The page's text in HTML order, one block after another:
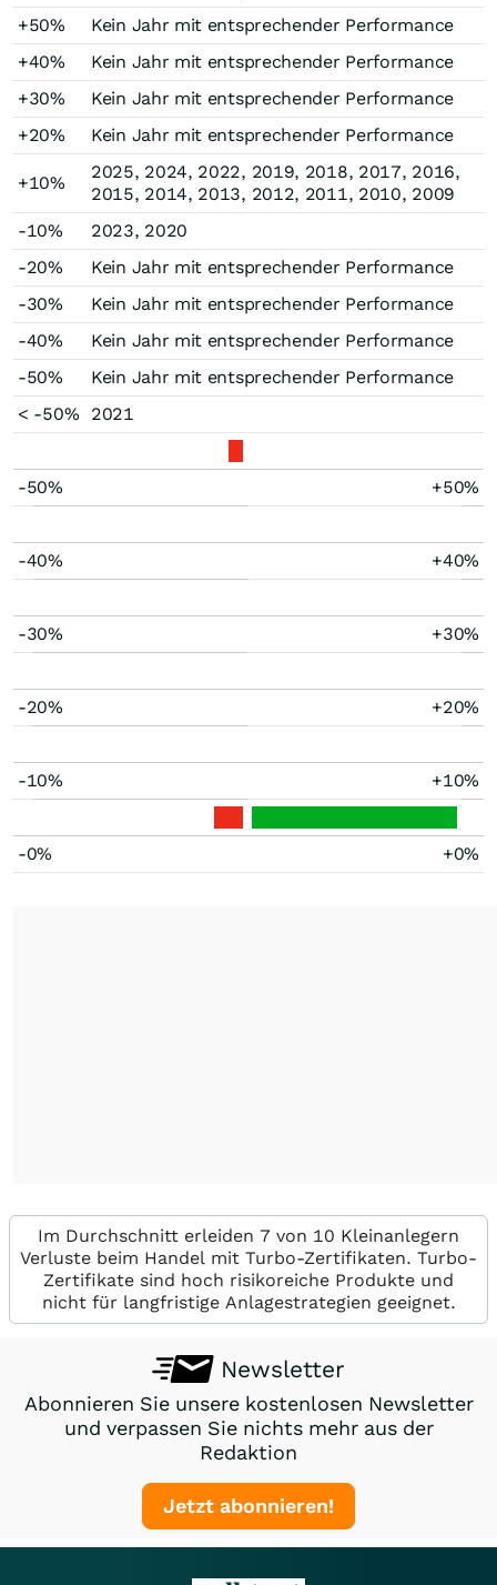
+50%
Kein Jahr mit entsprechender Performance
+40%
Kein Jahr mit entsprechender Performance
+30%
Kein Jahr mit entsprechender Performance
+20%
Kein Jahr mit entsprechender Performance
+10%
2025, 2024, 2022, 2019, 2018, 2017, 2016,
2015, 2014, 2013, 2012, 2011, 2010, 2009
-10%
2023, 2020
-20%
Kein Jahr mit entsprechender Performance
-30%
Kein Jahr mit entsprechender Performance
-40%
Kein Jahr mit entsprechender Performance
-50%
Kein Jahr mit entsprechender Performance
< -50%
2021
-50% +50%
-40% +40%
-30% +30%
-20% +20%
-10% +10%
-0% +0%
Im Durchschnitt erleiden 7 von 10 Kleinanlegern
Verluste beim Handel mit Turbo-Zertifikaten. Turbo-
Zertifikate sind hoch risikoreiche Produkte und
nicht für langfristige Anlagestrategien geeignet.
Newsletter
Abonnieren Sie unsere kostenlosen Newsletter
und verpassen Sie nichts mehr aus der
Redaktion
Jetzt abonnieren!